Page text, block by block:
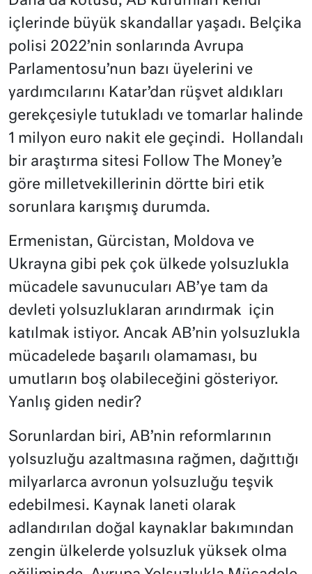
içlerinde büyük skandallar yaşadı. Belçika
polisi 2022’nin sonlarında Avrupa
Parlamentosu’nun bazı üyelerini ve
yardımcılarını Katar’dan rüşvet aldıkları
gerekçesiyle tutukladı ve tomarlar halinde
1 milyon euro nakit ele geçindi.
Hollandalı
bir araştırma sitesi Follow The Money’e
göre milletvekillerinin dörtte biri etik
sorunlara karışmış durumda.
Ermenistan, Gürcistan, Moldova ve
Ukrayna gibi pek çok ülkede yolsuzlukla
mücadele savunucuları AB’ye tam da
devleti yolsuzluklaran arındırmak için
katılmak istiyor. Ancak AB’nin yolsuzlukla
mücadelede başarılı olamaması, bu
umutların boş olabileceğini gösteriyor.
Yanlış giden nedir?
Sorunlardan biri, AB’nin reformlarının
yolsuzluğu azaltmasına rağmen, dağıttığı
milyarlarca avronun yolsuzluğu teşvik
edebilmesi. Kaynak laneti olarak
adlandırılan doğal kaynaklar bakımından
zengin ülkelerde yolsuzluk yüksek olma